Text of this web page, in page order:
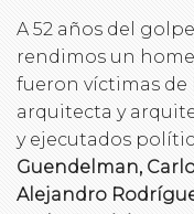
A 52 años del
rendimos un
fueron víctimas de
arquitecta y
y ejecutados
Guendelman,
Alejandro